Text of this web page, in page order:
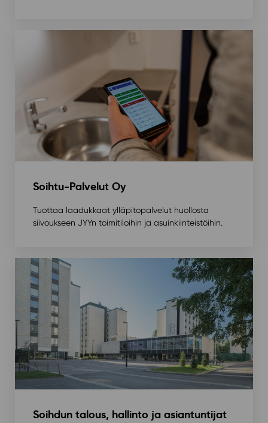
Soihtu-Palvelut Oy
Tuottaa laadukkaat ylläpitopalvelut huollosta
siivoukseen JYYn toimitiloihin ja asuinkiinteistöihin.
Soihdun talous, hallinto ja asiantuntijat